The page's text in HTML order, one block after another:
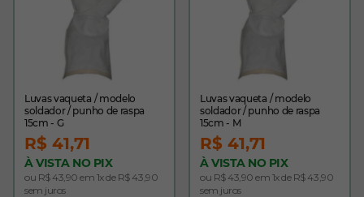
Luvas vaqueta / modelo
soldador / punho de raspa
15cm - G
R$ 41,71
À VISTA NO PIX
ou R$ 43,90 em 1x de R$ 43,90
sem juros
Luvas vaqueta / modelo
soldador / punho de raspa
15cm - M
R$ 41,71
À VISTA NO PIX
ou R$ 43,90 em 1x de R$ 43,90
sem juros